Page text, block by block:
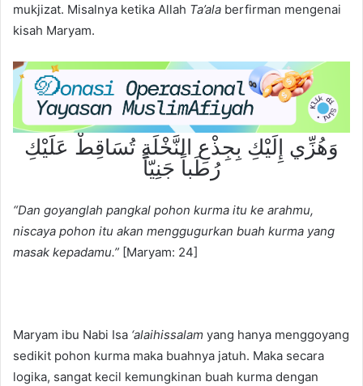
mukjizat. Misalnya ketika Allah Ta’ala berfirman mengenai
kisah Maryam.
وَهُزِّي إِلَيْكِ بِجِذْعِ النَّخْلَةِ تُسَاقِطْ عَلَيْكِ
رُطَباً جَنِيّاً
“Dan goyanglah pangkal pohon kurma itu ke arahmu,
niscaya pohon itu akan menggugurkan buah kurma yang
masak kepadamu.” [Maryam: 24]
Maryam ibu Nabi Isa ‘alaihissalam yang hanya menggoyang
sedikit pohon kurma maka buahnya jatuh. Maka secara
logika, sangat kecil kemungkinan buah kurma dengan